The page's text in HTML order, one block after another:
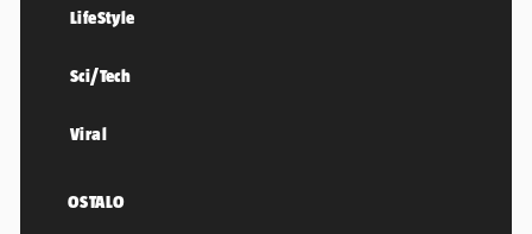
LifeStyle
Sci/Tech
Viral
OSTALO